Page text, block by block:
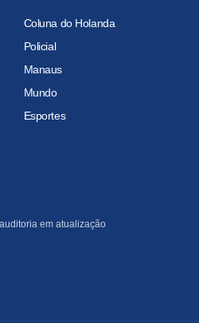
Coluna do Holanda
Policial
Manaus
Mundo
Esportes
em atualização